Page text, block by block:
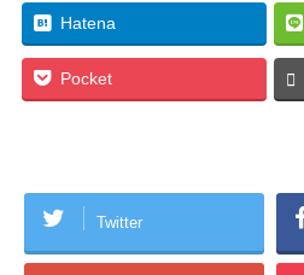
Hatena
Pocket
Twitter